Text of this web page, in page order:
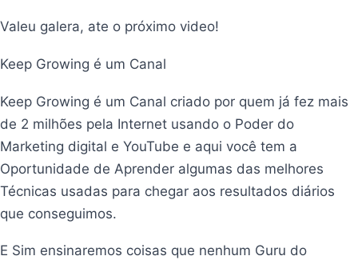
Valeu galera, ate o próximo video!
Keep Growing é um Canal
Keep Growing é um Canal criado por quem já fez mais
de 2 milhões pela Internet usando o Poder do
Marketing digital e YouTube e aqui você tem a
Oportunidade de Aprender algumas das melhores
Técnicas usadas para chegar aos resultados diários
que conseguimos.
E Sim ensinaremos coisas que nenhum Guru do